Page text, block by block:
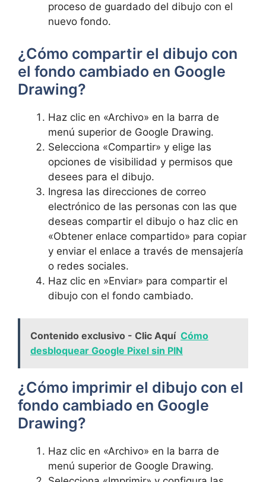
proceso de guardado del dibujo⁣ con‍ el
nuevo⁣ fondo.
¿Cómo compartir ⁣el dibujo‌ con
el⁤ fondo ​cambiado​ en Google
Drawing?
Haz clic en «Archivo» en⁤ la barra​ de
menú superior de⁢ Google Drawing.
Selecciona «Compartir» y elige ⁤las
opciones de visibilidad y⁤ permisos ⁤que
desees ⁢para el⁣ dibujo.
Ingresa las ‌direcciones⁢ de⁤ correo​
electrónico ‌de las personas​ con las⁤ que
deseas compartir el dibujo o haz clic en
«Obtener enlace compartido» para ⁣copiar
y enviar el enlace a través de mensajería
o ⁣redes‍ sociales.
Haz clic en ⁢»Enviar» para compartir el
dibujo con el fondo cambiado.
Contenido exclusivo - Clic Aquí Cómo
desbloquear Google Pixel sin PIN
¿Cómo imprimir el dibujo con el‍
fondo cambiado en⁢ Google
Drawing?
Haz​ clic ⁤en «Archivo»⁣ en​ la barra de
menú superior de ⁣Google Drawing.